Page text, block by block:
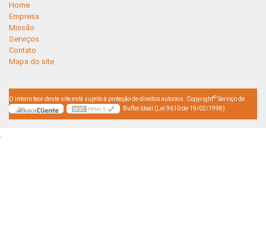
Home
Empresa
Missão
Serviços
Contato
Mapa do site
O inteiro teor deste site está sujeito à proteção de direitos autorais. Copyright© Serviço de
Buffet Ideal (Lei 9610 de 19/02/1998)